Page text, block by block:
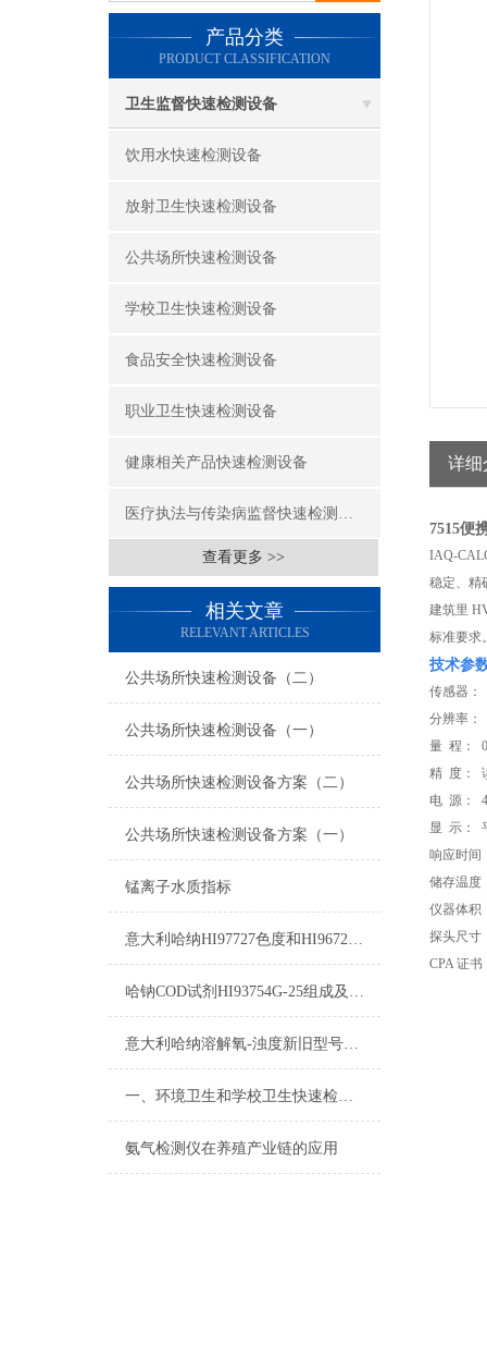
产品分类
PRODUCT CLASSIFICATION
卫生监督快速检测设备
饮用水快速检测设备
放射卫生快速检测设备
公共场所快速检测设备
学校卫生快速检测设备
食品安全快速检测设备
职业卫生快速检测设备
健康相关产品快速检测设备
医疗执法与传染病监督快速检测设备
查看更多 >>
相关文章
RELEVANT ARTICLES
公共场所快速检测设备（二）
公共场所快速检测设备（一）
公共场所快速检测设备方案（二）
公共场所快速检测设备方案（一）
锰离子水质指标
意大利哈纳HI97727色度和HI96727色度的区别
哈钠COD试剂HI93754G-25组成及测量范围
意大利哈纳溶解氧-浊度新旧型号对照表2015
一、环境卫生和学校卫生快速检测设备方案
氨气检测仪在养殖产业链的应用
详细
7515便
IAQ-
稳定、精
建筑里
标准要求
技术参
传感器：
分辨率：
量 程： 0
精 度：
电 源：
显 示：
响应时间
储存温度
仪器体积
探头尺寸
CPA 证